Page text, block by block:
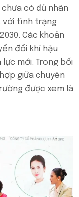
có đủ nhân
với tình trạng
Các khoản
đổi khí hậu
mới. Trong bối
giữa chuyên
được xem là